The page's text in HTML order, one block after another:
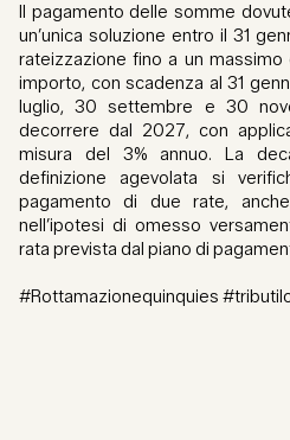
Il pagamento delle somme
un’unica soluzione entro il 31
rateizzazione fino a un
importo, con scadenza al 31
luglio, 30 settembre e 30
decorrere dal 2027, con
misura del 3% annuo. La
definizione agevolata si
pagamento di due rate,
nell’ipotesi di omesso
rata prevista dal piano di
#Rottamazionequinquies